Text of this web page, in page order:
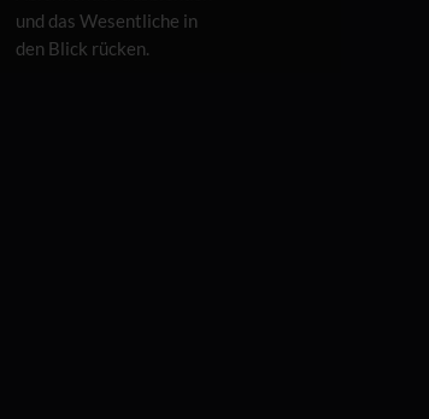
und das Wesentliche in
den Blick rücken.